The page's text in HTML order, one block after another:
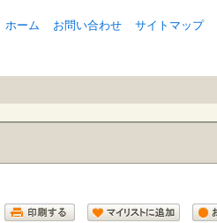
ホーム お問い合わせ サイトマップ